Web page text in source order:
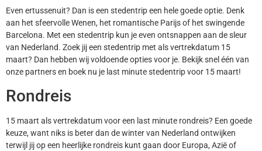
Even ertussenuit? Dan is een stedentrip een hele goede optie. Denk
aan het sfeervolle Wenen, het romantische Parijs of het swingende
Barcelona. Met een stedentrip kun je even ontsnappen aan de sleur
van Nederland. Zoek jij een stedentrip met als vertrekdatum 15
maart? Dan hebben wij voldoende opties voor je. Bekijk snel één van
onze partners en boek nu je last minute stedentrip voor 15 maart!
Rondreis
15 maart als vertrekdatum voor een last minute rondreis? Een goede
keuze, want niks is beter dan de winter van Nederland ontwijken
terwijl jij op een heerlijke rondreis kunt gaan door Europa, Azië of